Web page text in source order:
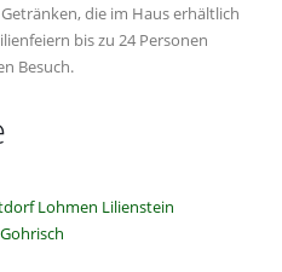
die im Haus erhältlich
bis zu 24 Personen
Besuch.
Lohmen Lilienstein
Gohrisch